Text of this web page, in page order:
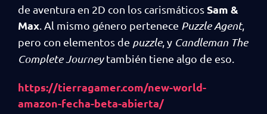
de aventura en 2D con los carismáticosSam &
Max . Al mismo género pertenece Puzzle Agent,
pero con elementos de puzzle, y Candleman The
Complete Journeytambién tiene algo de eso.
https://tierragamer.com/new-world-
amazon-fecha-beta-abierta/